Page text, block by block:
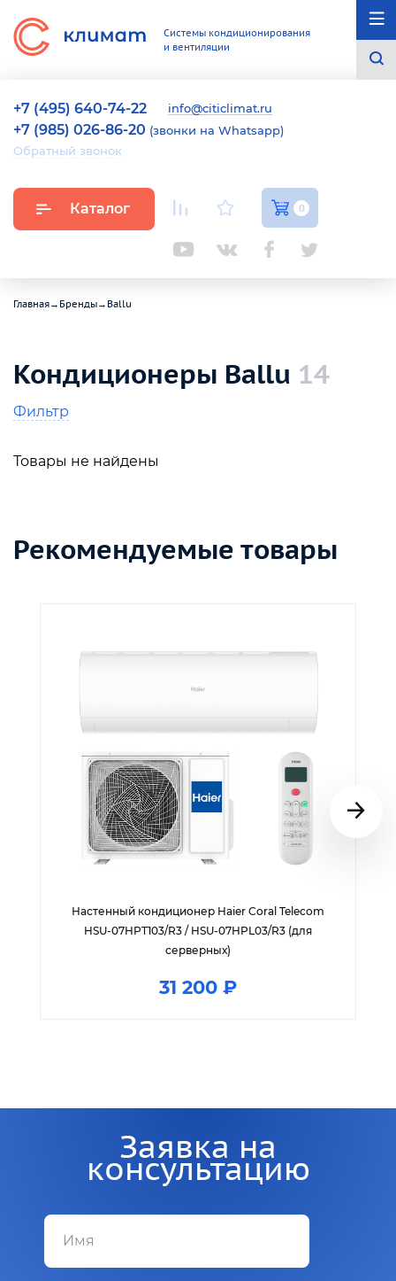
Системы кондиционирования
и вентиляции
+7 (495) 640-74-22 info@citiclimat.ru
+7 (985) 026-86-20 (звонки на Whatsapp)
Обратный звонок
Каталог 0
Главная→ Бренды→ Ballu
Кондиционеры Ballu 14
Фильтр
Товары не найдены
Рекомендуемые товары
Настенный кондиционер Haier Coral Telecom
HSU-07HPT103/R3 / HSU-07HPL03/R3 (для
серверных)
31 200 ₽
Заявка на
консультацию